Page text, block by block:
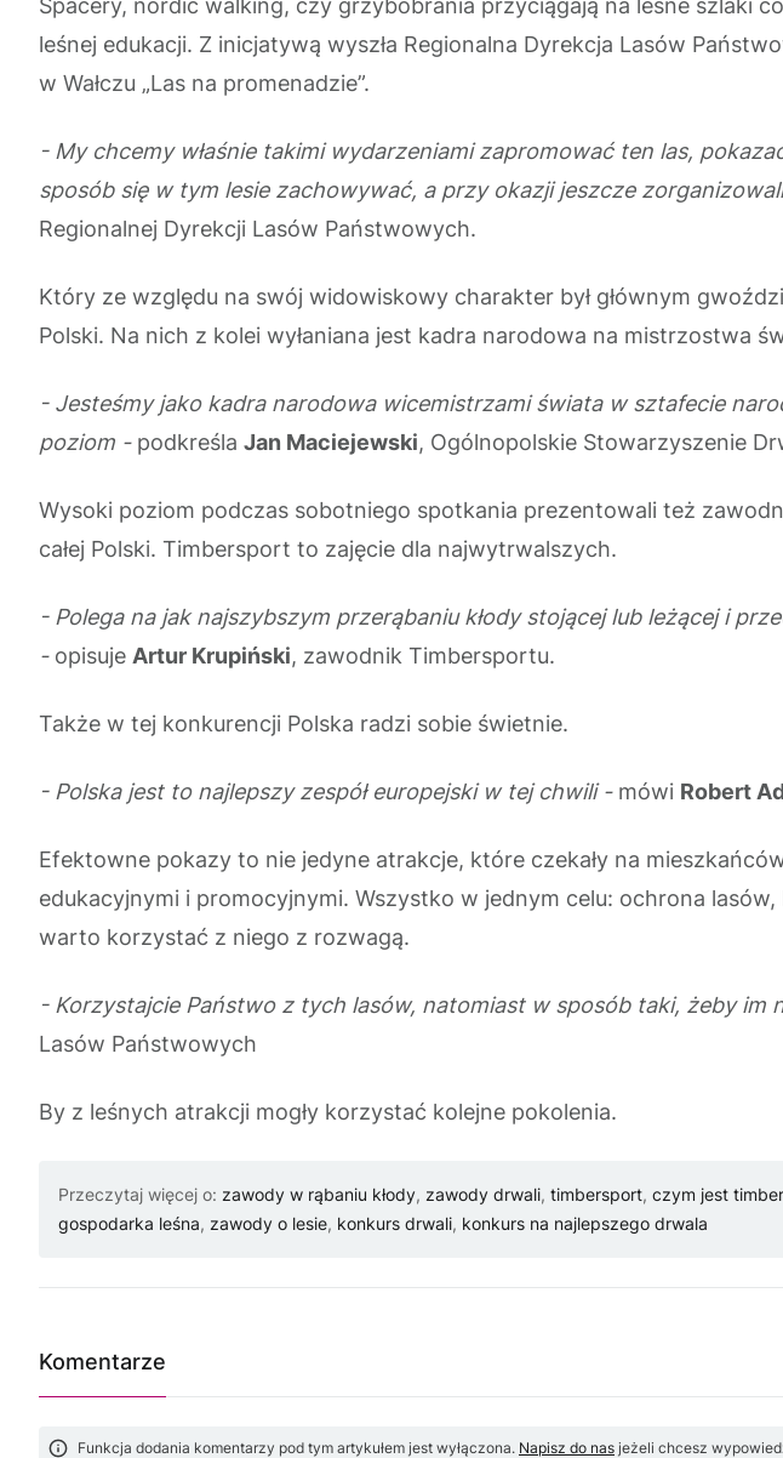
Spacery, nordic walking, czy grzybobrania przyciągają na leśne szlaki
leśnej edukacji. Z inicjatywą wyszła Regionalna Dyrekcja Lasów
w Wałczu „Las na promenadzie”.
- My chcemy właśnie takimi wydarzeniami zapromować ten las,
sposób się w tym lesie zachowywać, a przy okazji jeszcze
Regionalnej Dyrekcji Lasów Państwowych.
Który ze względu na swój widowiskowy charakter był głównym
Polski. Na nich z kolei wyłaniana jest kadra narodowa na mistrzostwa
- Jesteśmy jako kadra narodowa wicemistrzami świata w sztafecie
poziom -podkreśla Jan Maciejewski, Ogólnopolskie Stowarzyszenie
Wysoki poziom podczas sobotniego spotkania prezentowali też
całej Polski. Timbersport to zajęcie dla najwytrwalszych.
- Polega na jak najszybszym przerąbaniu kłody stojącej lub leżącej i
-opisuje Artur Krupiński, zawodnik Timbersportu.
Także w tej konkurencji Polska radzi sobie świetnie.
- Polska jest to najlepszy zespół europejski w tej chwili -mówi Robert
Efektowne pokazy to nie jedyne atrakcje, które czekały na
edukacyjnymi i promocyjnymi. Wszystko w jednym celu: ochrona
warto korzystać z niego z rozwagą.
- Korzystajcie Państwo z tych lasów, natomiast w sposób taki, żeby im
Lasów Państwowych
By z leśnych atrakcji mogły korzystać kolejne pokolenia.
Przeczytaj więcej o: zawody w rąbaniu kłody, zawody drwali, timbersport, czym jest
gospodarka leśna, zawody o lesie, konkurs drwali, konkurs na najlepszego drwala
Komentarze
Funkcja dodania komentarzy pod tym artykułem jest wyłączona. Napisz do nas jeżeli chcesz